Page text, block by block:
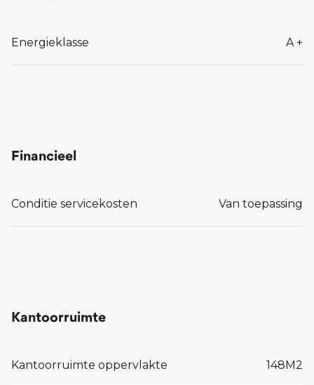
Energieklasse A +
Financieel
Conditie servicekosten Van toepassing
Kantoorruimte
Kantoorruimte oppervlakte 148 M2